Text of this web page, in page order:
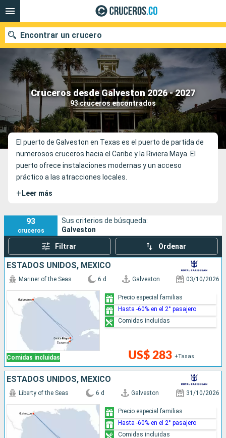
Cruceros desde Galveston 2026 - 2027
93 cruceros encontrados
Encontrar un crucero
Fecha de salida
Buscar
El puerto de Galveston en Texas es el puerto de partida de
numerosos cruceros hacia el Caribe y la Riviera Maya. El
puerto ofrece instalaciones modernas y un acceso
práctico a las atracciones locales.
+ Leer más
93
cruceros
Sus criterios de búsqueda:
Galveston
Filtrar Ordenar
ESTADOS UNIDOS, MÉXICO
Comidas incluidas
Mariner of the Seas 6 d Galveston 03/10/2026
US$ 283 +Tasas
Precio especial familias
Hasta -60% en el 2° pasajero
Comidas incluidas
ESTADOS UNIDOS, MÉXICO
Liberty of the Seas 6 d Galveston 31/10/2026
Precio especial familias
Hasta -60% en el 2° pasajero
Comidas incluidas